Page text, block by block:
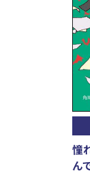
憧
ん